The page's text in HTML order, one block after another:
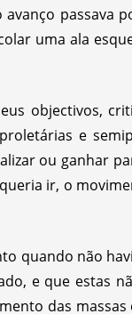
passava
uma ala
objectivos,
e
ou ganhar
ir, o
quando não
e que estas
das